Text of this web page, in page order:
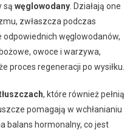
są węglowodany. Działają one
zwłaszcza podczas
węglowodanów,
owoce i warzywa,
proces regeneracji po wysiłku.
, które również pełnią
pomagają w wchłanianiu
balans hormonalny, co jest